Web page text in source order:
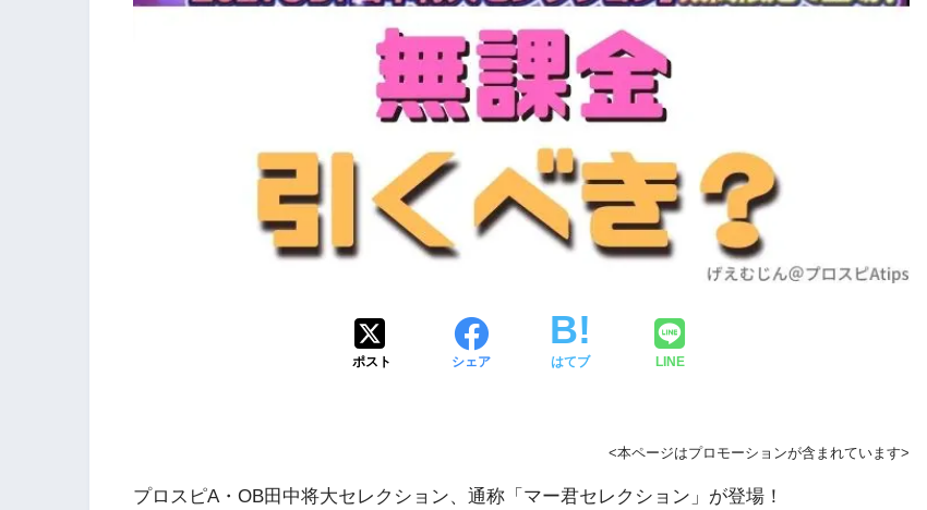
ポスト シェア はてブ LINE
<本ページはプロモーションが含まれています>
プロスピA・OB田中将大セレクション、通称「マー君セレクション」が登場！